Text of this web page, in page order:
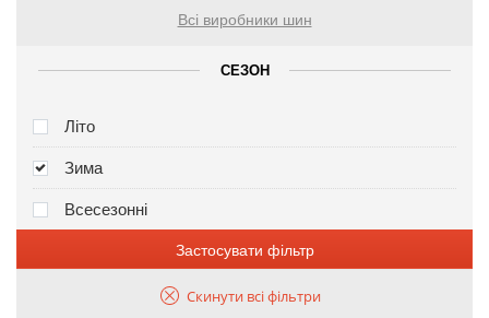
Всі виробники шин
СЕЗОН
Літо
Зима
Всесезонні
Застосувати фільтр
Скинути всі фільтри